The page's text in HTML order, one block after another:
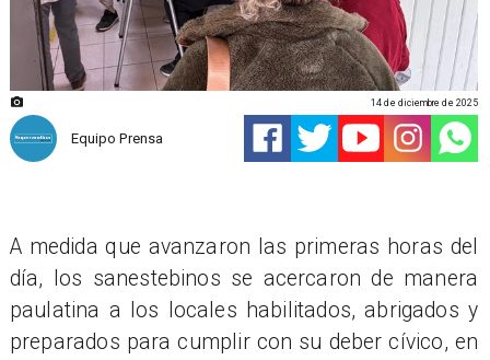
Equipo Prensa
14 de diciembre de 2025
​​A medida que avanzaron las primeras horas del
día, los sanestebinos se acercaron de manera
paulatina a los locales habilitados, abrigados y
preparados para cumplir con su deber cívico, en